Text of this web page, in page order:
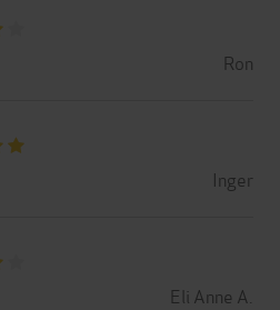
Ron
Inger
Eli Anne A.